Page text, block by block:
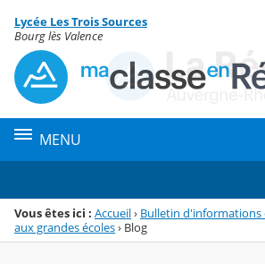
Menu de la rubrique
Contenu
Lycée Les Trois Sources
Bourg lès Valence
MENU
Vous êtes ici : Accueil› Bulletin d'informations
aux grandes écoles› Blog